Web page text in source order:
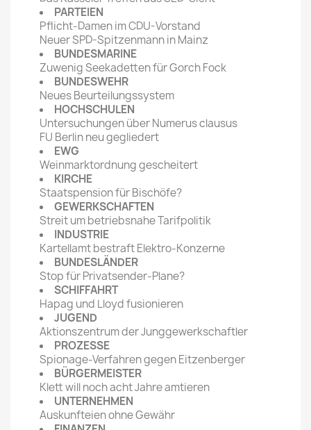
PARTEIEN
Pflicht-Damen im CDU-Vorstand
Neuer SPD-Spitzenmann in Mainz
BUNDESMARINE
Zuwenig Seekadetten für Gorch Fock
BUNDESWEHR
Neues Beurteilungssystem
HOCHSCHULEN
Untersuchungen über Numerus clausus
FU Berlin neu gegliedert
EWG
Weinmarktordnung gescheitert
KIRCHE
Staatspension für Bischöfe?
GEWERKSCHAFTEN
Streit um betriebsnahe Tarifpolitik
INDUSTRIE
Kartellamt bestraft Elektro-Konzerne
BUNDESLÄNDER
Stop für Privatsender-Plane?
SCHIFFAHRT
Hapag und Lloyd fusionieren
JUGEND
Aktionszentrum der Junggewerkschaftler
PROZESSE
Spionage-Verfahren gegen Eitzenberger
BÜRGERMEISTER
Klett will noch acht Jahre amtieren
UNTERNEHMEN
Auskunfteien ohne Gewähr